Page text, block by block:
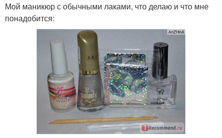
Мой маникюр с обычными лаками, что делаю и что мне
понадобится: